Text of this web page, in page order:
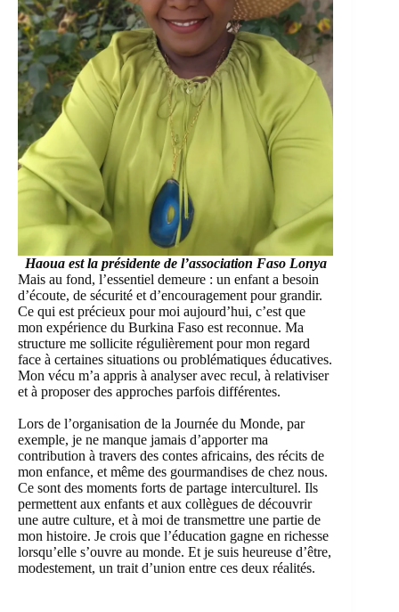
Haoua est la présidente de l’association Faso Lonya
Mais au fond, l’essentiel demeure : un enfant a besoin
d’écoute, de sécurité et d’encouragement pour grandir.
Ce qui est précieux pour moi aujourd’hui, c’est que
mon expérience du Burkina Faso est reconnue. Ma
structure me sollicite régulièrement pour mon regard
face à certaines situations ou problématiques éducatives.
Mon vécu m’a appris à analyser avec recul, à relativiser
et à proposer des approches parfois différentes.
Lors de l’organisation de la Journée du Monde, par
exemple, je ne manque jamais d’apporter ma
contribution à travers des contes africains, des récits de
mon enfance, et même des gourmandises de chez nous.
Ce sont des moments forts de partage interculturel. Ils
permettent aux enfants et aux collègues de découvrir
une autre culture, et à moi de transmettre une partie de
mon histoire. Je crois que l’éducation gagne en richesse
lorsqu’elle s’ouvre au monde. Et je suis heureuse d’être,
modestement, un trait d’union entre ces deux réalités.